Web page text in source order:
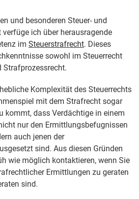
und besonderen Steuer- und
ich über herausragende
im Steuerstrafrecht. Dieses
sowohl im Steuerrecht
Strafprozessrecht.
Komplexität des Steuerrechts
mit dem Strafrecht sogar
kommt, dass Verdächtige in einem
nur den Ermittlungsbefugnissen
auch jenen der
sind. Aus diesen Gründen
wie möglich kontaktieren, wenn Sie
Ermittlungen zu geraten
sind.